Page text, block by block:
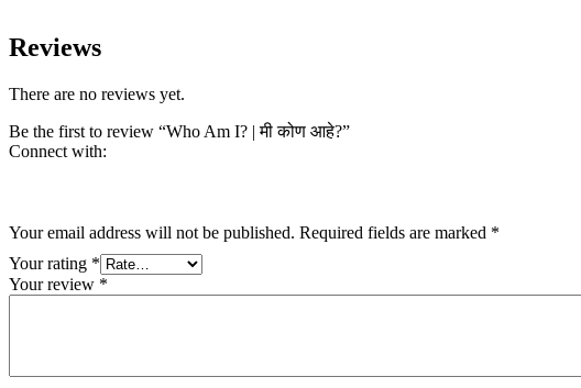
Reviews
There are no reviews yet.
Be the first to review “Who Am I? | मी कोण आहे?”
Connect with:
Your email address will not be published. Required fields are marked *
Your rating *
Your review *